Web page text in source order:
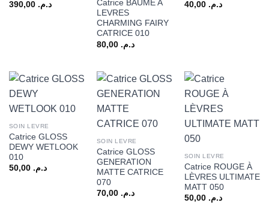
د.م. 390,00
Catrice BAUME A
LEVRES
CHARMING FAIRY
CATRICE 010
د.م. 80,00
د.م. 40,00
SOIN LEVRE
Catrice GLOSS
DEWY WETLOOK
010
د.م. 50,00
SOIN LEVRE
Catrice GLOSS
GENERATION
MATTE CATRICE
070
د.م. 70,00
SOIN LEVRE
Catrice ROUGE À
LÈVRES ULTIMATE
MATT 050
د.م. 50,00